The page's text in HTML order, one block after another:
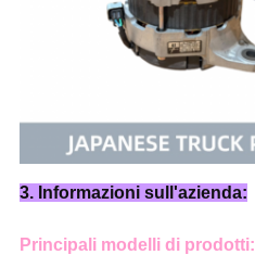
3. Informazioni sull'azienda:
Principali modelli di prodotti: